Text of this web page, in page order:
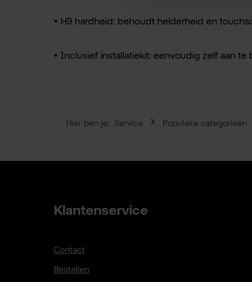
• H9 hardheid: behoudt helderheid en
• Inclusief installatiekit: eenvoudig zelf aan
Hier ben je: Service Populaire categorieën
Klantenservice
Contact
Bestellen